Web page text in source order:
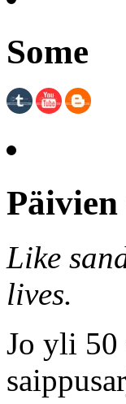
Some
Like
lives.
Jo yli 50